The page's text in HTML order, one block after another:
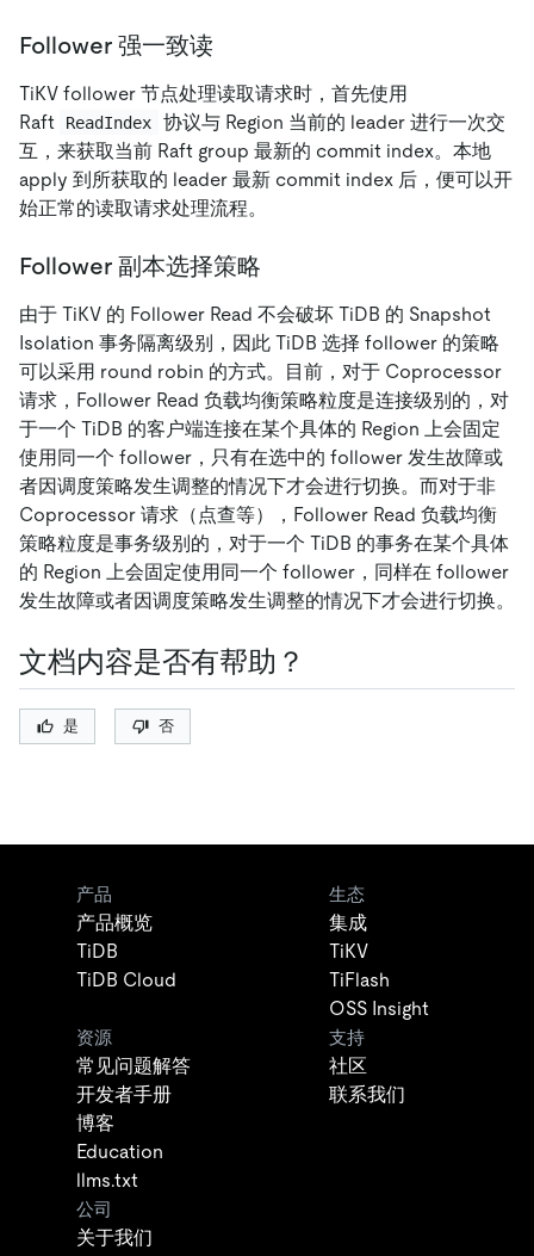
Follower 强一致读
TiKV follower 节点处理读取请求时，首先使用
Raft
ReadIndex
协议与 Region 当前的 leader 进行一次交
互，来获取当前 Raft group 最新的 commit index。本地
apply 到所获取的 leader 最新 commit index 后，便可以开
始正常的读取请求处理流程。
Follower 副本选择策略
由于 TiKV 的 Follower Read 不会破坏 TiDB 的 Snapshot
Isolation 事务隔离级别，因此 TiDB 选择 follower 的策略
可以采用 round robin 的方式。目前，对于 Coprocessor
请求，Follower Read 负载均衡策略粒度是连接级别的，对
于一个 TiDB 的客户端连接在某个具体的 Region 上会固定
使用同一个 follower，只有在选中的 follower 发生故障或
者因调度策略发生调整的情况下才会进行切换。而对于非
Coprocessor 请求（点查等），Follower Read 负载均衡
策略粒度是事务级别的，对于一个 TiDB 的事务在某个具体
的 Region 上会固定使用同一个 follower，同样在 follower
发生故障或者因调度策略发生调整的情况下才会进行切换。
文档内容是否有帮助？
是 否
产品
产品概览
TiDB
TiDB Cloud
生态
集成
TiKV
TiFlash
OSS Insight
资源
常见问题解答
开发者手册
博客
Education
llms.txt
支持
社区
联系我们
公司
关于我们